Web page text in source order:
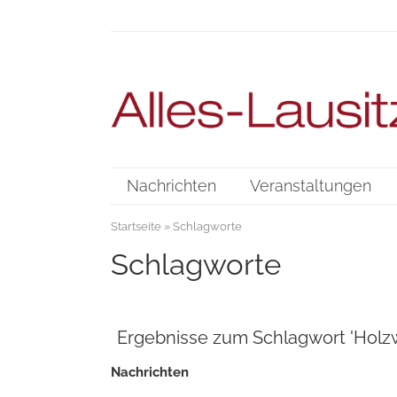
Nachrichten Veranstaltungen
Startseite» Schlagworte
Schlagworte
Ergebnisse zum Schlagwort
Nachrichten